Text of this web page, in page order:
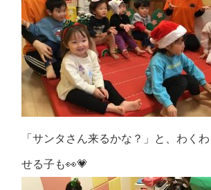
「サンタさん来るかな？」と、わく
せる子も👀💗